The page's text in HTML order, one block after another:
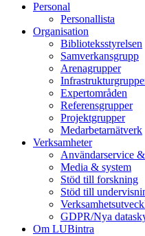
Personal
Personallista
Organisation
Biblioteksstyrelsen
Samverkansgrupp
Arenagrupper
Expertområden
Referensgrupper
Projektgrupper
Medarbetarnätverk
Verksamheter
Användarservice
Media & system
Stöd till forskning
Stöd till
GDPR/Nya
Om LUBintra